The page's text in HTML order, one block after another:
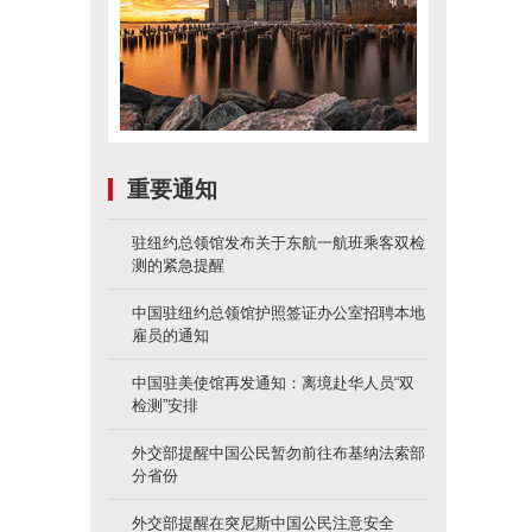
重要通知
驻纽约总领馆发布关于东航一航班乘客双检
测的紧急提醒
中国驻纽约总领馆护照签证办公室招聘本地
雇员的通知
中国驻美使馆再发通知：离境赴华人员“双
检测”安排
外交部提醒中国公民暂勿前往布基纳法索部
分省份
外交部提醒在突尼斯中国公民注意安全